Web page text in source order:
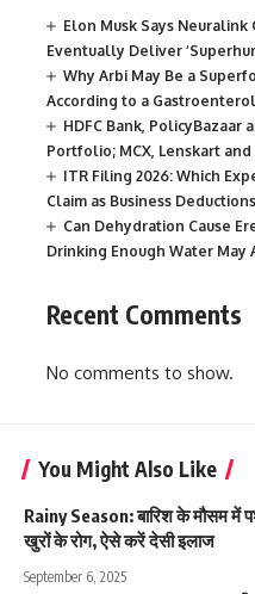
Elon Musk Says
Eventually Deliver
Why Arbi May Be a
According to a
HDFC Bank, PolicyBazaar
Portfolio; MCX, Lenskart and
ITR Filing 2026: Which
Claim as Business
Can Dehydration Cause
Drinking Enough Water May
Recent Comments
No comments to show.
You Might Also Like
Rainy Season: बारिश के मौसम में
खुरों के रोग, ऐसे करें देसी इलाज
September 6, 2025